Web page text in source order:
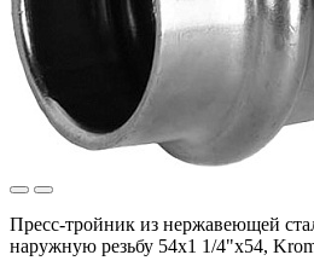
Пресс-тройник из нержавеющей
наружную резьбу 54x1 1/4"x54,